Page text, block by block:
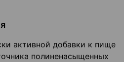
активной добавки к пище
полиненасыщенных